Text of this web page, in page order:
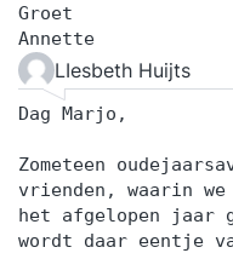
Groet
Annette
LIesbeth Huijts
Dag Marjo,
Zometeen
vrienden, waarin we
het afgelopen jaar
wordt daar eentje